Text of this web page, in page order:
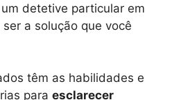
detetive particular em
a solução que você
têm as habilidades e
para esclarecer